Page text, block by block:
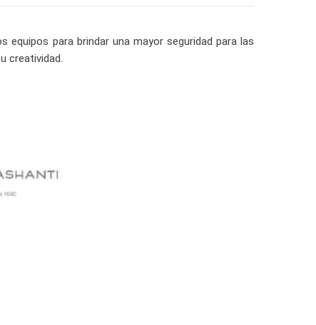
equipos para brindar una mayor seguridad para las
creatividad.